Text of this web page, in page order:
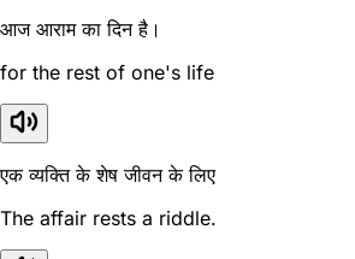
आज आराम का दिन है।
for the rest of one's life
एक व्यक्ति के शेष जीवन के लिए
The affair rests a riddle.